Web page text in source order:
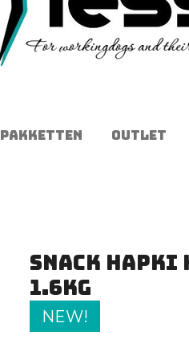
PAKKETTEN OUTLET
Snack
1.6kg
NEW!